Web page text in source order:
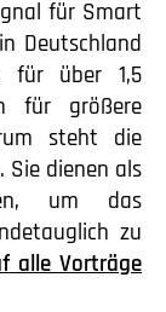
für Smart
Deutschland
für über 1,5
für größere
steht die
Sie dienen als
um das
zu
alle Vorträge